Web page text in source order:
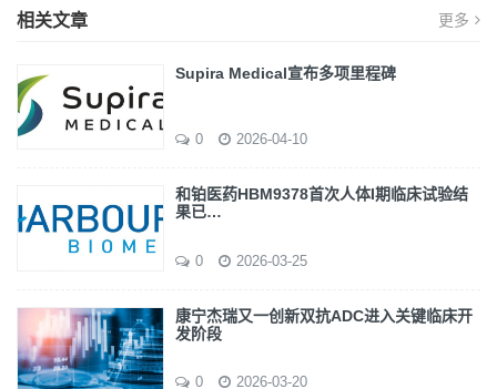
相关文章 更多
Supira Medical宣布多项里程碑
0 2026-04-10
和铂医药HBM9378首次人体I期临床试验结
果已…
0 2026-03-25
康宁杰瑞又一创新双抗ADC进入关键临床开
发阶段
0 2026-03-20